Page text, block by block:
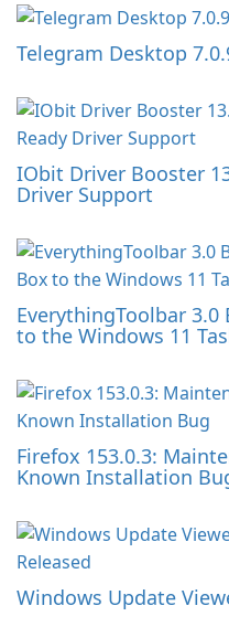
Telegram Desktop
IObit Driver Booster
Driver Support
EverythingToolbar 3.0
to the Windows 11
Firefox 153.0.3:
Known Installation
Windows Update